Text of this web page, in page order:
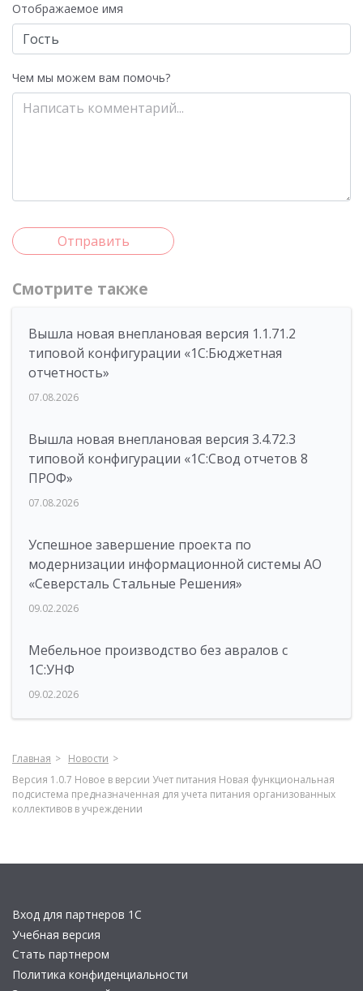
Отображаемое имя
Чем мы можем вам помочь?
Отправить
Смотрите также
Вышла новая внеплановая версия 1.1.71.2
типовой конфигурации «1C:Бюджетная
отчетность»
07.08.2026
Вышла новая внеплановая версия 3.4.72.3
типовой конфигурации «1C:Свод отчетов 8
ПРОФ»
07.08.2026
Успешное завершение проекта по
модернизации информационной системы АО
«Северсталь Стальные Решения»
09.02.2026
Мебельное производство без авралов с
1С:УНФ
09.02.2026
Главная
Новости
Версия 1.0.7 Новое в версии Учет питания Новая функциональная
подсистема предназначенная для учета питания организованных
коллективов в учреждении
Вход для партнеров 1С
Учебная версия
Стать партнером
Политика конфиденциальности